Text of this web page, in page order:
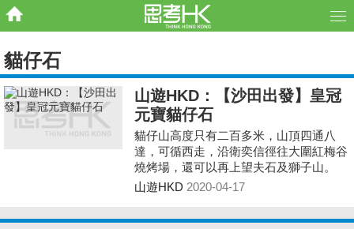
貓仔石
山遊HKD：【沙田出發】皇冠
元寶貓仔石
貓仔山高度只有二百多米，山頂四通八
達，可循西走，沿衛奕信徑往大圍紅梅谷
燒烤場，還可以再上望夫石及獅子山。
山遊HKD 2020-04-17